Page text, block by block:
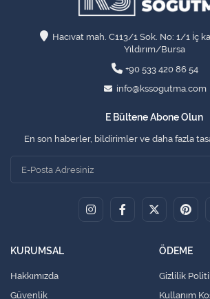
Hacıvat mah. C113/1 Sok. No: 1/1 İç
Yıldırım/Bursa
+90 533 420 86 54
info@kssogutma.com
E Bültene Abone Olun
En son haberler, bildirimler ve daha fazla
KURUMSAL
Hakkımızda
Güvenlik
ÖDEME
Gizlilik
Kullanım